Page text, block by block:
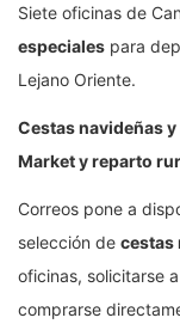
Siete oficinas de
especiales para
Lejano Oriente.
Cestas navideñas
Market y reparto
Correos pone a
selección de cestas
oficinas, solicitarse
comprarse